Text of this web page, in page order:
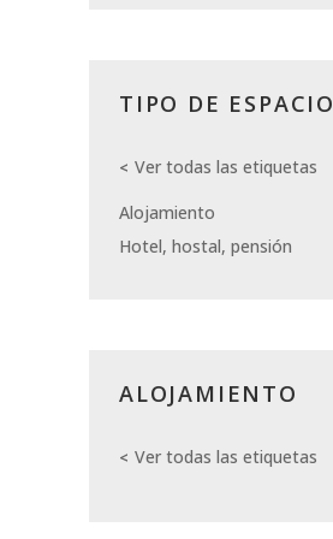
TIPO DE ESPACIO
Ver todas las etiquetas
Alojamiento
Hotel, hostal, pensión
ALOJAMIENTO
Ver todas las etiquetas